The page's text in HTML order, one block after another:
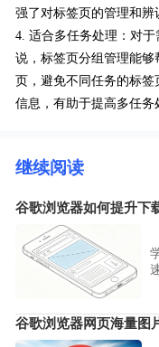
强了对标签页的管理和辨
4. 适合多任务处理：对
说，标签页分组管理能够
页，避免不同任务的标
信息，有助于提高多任务
继续阅读
谷歌浏览器如何提升下
谷歌浏览器网页海量图